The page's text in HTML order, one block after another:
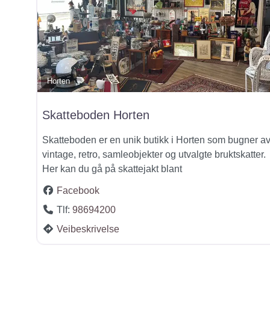
Horten
Skatteboden Horten
Skatteboden er en unik butikk i Horten som bugner av
vintage, retro, samleobjekter og utvalgte bruktskatter.
Her kan du gå på skattejakt blant
Facebook
Tlf: 98694200
Veibeskrivelse